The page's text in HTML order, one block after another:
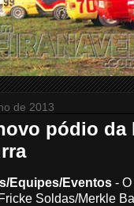
de 2013
pódio da
Equipes/Eventos -
Soldas/Merkle